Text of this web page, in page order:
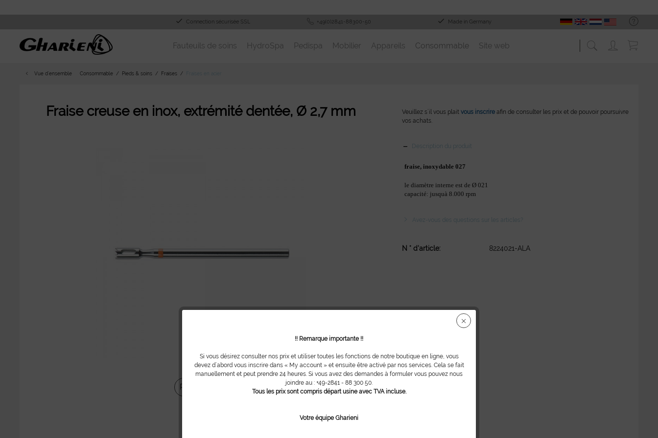
Connection sécurisée SSL +49(0)2841-88300-50 Made in Germany
Fauteuils de soins HydroSpa Pedispa Mobilier Appareils Consommable Site web
Vue d´ensemble Consommable Pieds & soins Fraises
Fraise creuse en inox, extrémité dentée, Ø 2,7 mm
Partager
Veuillez s´il vous plaitvous inscrire afin de consulter les prix et de pouvoir poursuivre
vos achats.
Description du produit
fraise, inoxydable 027
le diamètre interne est de Ø 021
capacité: jusquà 8.000 rpm
Avez-vous des questions sur les articles?
N ° d'article: 8224021-ALA
!! Remarque importante !!
Si vous désirez consulter nos prix et utiliser toutes les fonctions de notre boutique en ligne, vous
devez d´abord vous inscrire dans « My account » et ensuite être activé par nos services. Cela se fait
manuellement et peut prendre 24 heures. Si vous avez des demandes à formuler vous pouvez nous
joindre au : +49-2841 - 88 300 50.
Tous les prix sont compris départ usine avec TVA incluse.
Votre équipe Gharieni